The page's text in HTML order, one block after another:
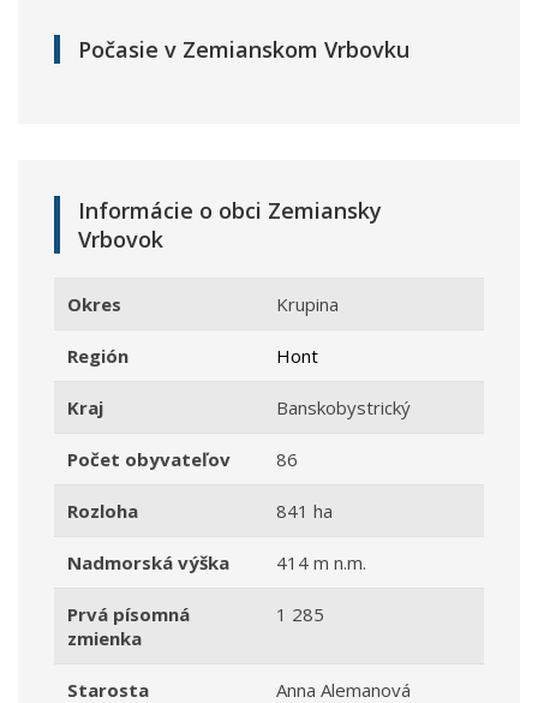
Počasie v Zemianskom Vrbovku
Informácie o obci Zemiansky
Vrbovok
Okres Krupina
Región Hont
Kraj Banskobystrický
Počet obyvateľov 86
Rozloha 841 ha
Nadmorská výška 414 m n.m.
Prvá písomná
zmienka
1 285
Starosta Anna Alemanová